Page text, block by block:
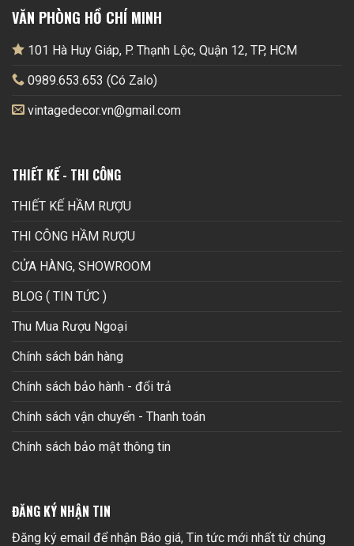
VĂN PHÒNG HỒ CHÍ MINH
101 Hà Huy Giáp, P. Thạnh Lộc, Quận 12, TP, HCM
0989.653.653 (Có Zalo)
vintagedecor.vn@gmail.com
THIẾT KẾ - THI CÔNG
THIẾT KẾ HẦM RƯỢU
THI CÔNG HẦM RƯỢU
CỬA HÀNG, SHOWROOM
BLOG ( TIN TỨC )
Thu Mua Rượu Ngoại
Chính sách bán hàng
Chính sách bảo hành - đổi trả
Chính sách vận chuyển - Thanh toán
Chính sách bảo mật thông tin
ĐĂNG KÝ NHẬN TIN
Đăng ký email để nhận Báo giá, Tin tức mới nhất từ chúng